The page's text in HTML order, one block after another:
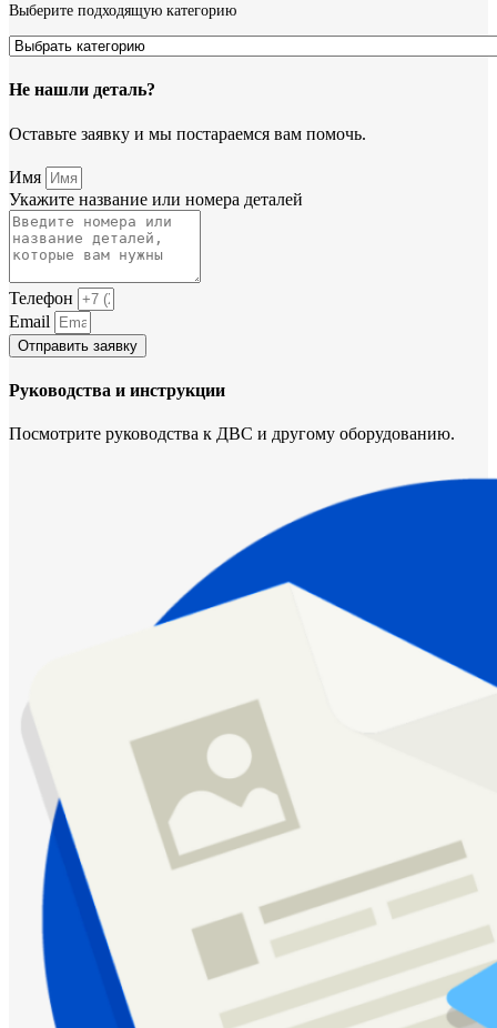
Выберите подходящую категорию
Не нашли деталь?
Оставьте заявку и мы постараемся вам помочь.
Имя
Укажите название или номера деталей
Телефон
Email
Отправить заявку
Руководства и инструкции
Посмотрите руководства к ДВС и другому оборудованию.